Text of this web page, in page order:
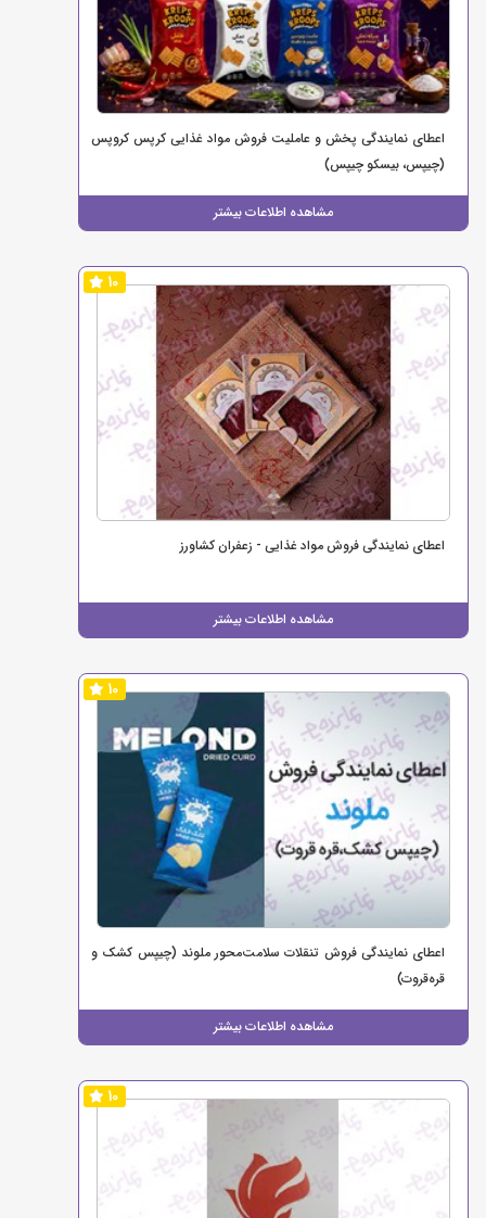
اعطای نمایندگی پخش و عاملیت فروش مواد غذایی کرپس کروپس
(چیپس، بیسکو چیپس)
مشاهده اطلاعات بیشتر
10
اعطای نمایندگی فروش مواد غذایی - زعفران کشاورز
مشاهده اطلاعات بیشتر
10
اعطای نمایندگی فروش تنقلات سلامت‌محور ملوند (چیپس کشک و
قره‌قروت)
مشاهده اطلاعات بیشتر
10